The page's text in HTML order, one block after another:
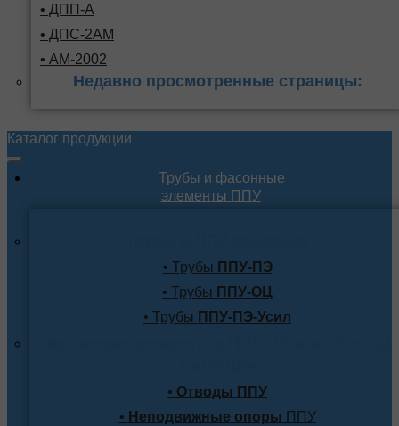
• ДПП-А
• ДПС-2АМ
• АМ-2002
Недавно просмотренные страницы:
Каталог продукции
Трубы и фасонные
элементы ППУ
• Трубы ППУ-ПЭ
• Трубы ППУ-ОЦ
• Трубы ППУ-ПЭ-Усил
• Отводы ППУ
• Неподвижные опоры ППУ